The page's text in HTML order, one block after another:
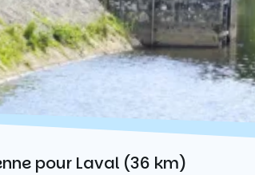
pour Laval (36 km)